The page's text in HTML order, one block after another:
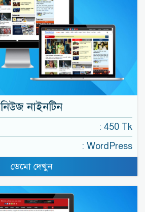
নিউজ নাইনটিন
: 450 Tk
: WordPress
ডেমো দেখুন